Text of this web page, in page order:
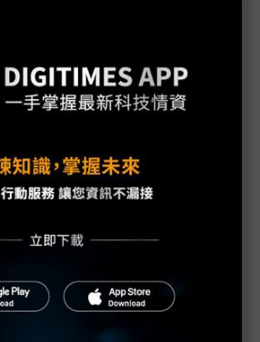
敏感神經 凸顯再生能源價值
罩日本
海水輻射物質嚴重超標
界的啟示
響難估 對全球經濟前景不宜太過
向考量